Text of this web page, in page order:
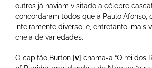
outros já haviam visitado a célebre
concordaram todos que a Paulo Afonso,
inteiramente diverso, é, entretanto, mais
cheia de variedades.
O capitão Burton [v] chama-a “O rei dos